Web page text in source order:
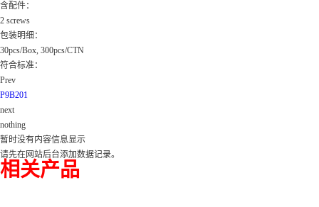
含配件：
2 screws
包装明细：
30pcs/Box, 300pcs/CTN
符合标准：
Prev
P9B201
next
nothing
暂时没有内容信息显示
请先在网站后台添加数据记录。
相关产品